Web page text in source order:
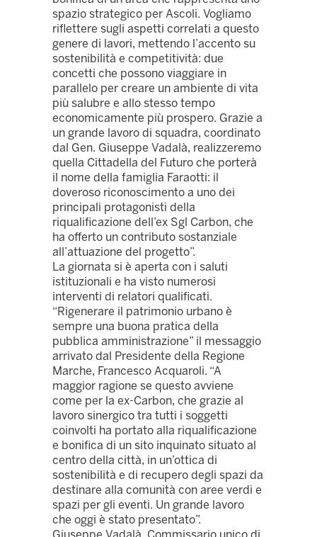
spazio strategico per Ascoli. Vogliamo
riflettere sugli aspetti correlati a questo
genere di lavori, mettendo l’accento su
sostenibilità e competitività: due
concetti che possono viaggiare in
parallelo per creare un ambiente di vita
più salubre e allo stesso tempo
economicamente più prospero. Grazie a
un grande lavoro di squadra, coordinato
dal Gen. Giuseppe Vadalà, realizzeremo
quella Cittadella del Futuro che porterà
il nome della famiglia Faraotti: il
doveroso riconoscimento a uno dei
principali protagonisti della
riqualificazione dell’ex Sgl Carbon, che
ha offerto un contributo sostanziale
all’attuazione del progetto”.
La giornata si è aperta con i saluti
istituzionali e ha visto numerosi
interventi di relatori qualificati.
“Rigenerare il patrimonio urbano è
sempre una buona pratica della
pubblica amministrazione” il messaggio
arrivato dal Presidente della Regione
Marche, Francesco Acquaroli. “A
maggior ragione se questo avviene
come per la ex-Carbon, che grazie al
lavoro sinergico tra tutti i soggetti
coinvolti ha portato alla riqualificazione
e bonifica di un sito inquinato situato al
centro della città, in un’ottica di
sostenibilità e di recupero degli spazi da
destinare alla comunità con aree verdi e
spazi per gli eventi. Un grande lavoro
che oggi è stato presentato”.